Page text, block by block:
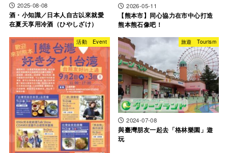
2025-08-08
酒・小知識／日本人自古以來就愛
在夏天享用冷酒（ひやしざけ）
2026-05-11
【熊本市】同心協力在市中心打造
熊本熊石像吧！
活動 Event 旅遊 Tourism
2024-07-08
與臺灣朋友一起去「格林樂園」遊
玩